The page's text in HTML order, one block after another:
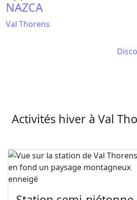
NAZCA
Val Thorens
Activités hiver à Val